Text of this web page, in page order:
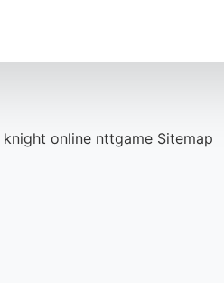
knight online nttgame Sitemap